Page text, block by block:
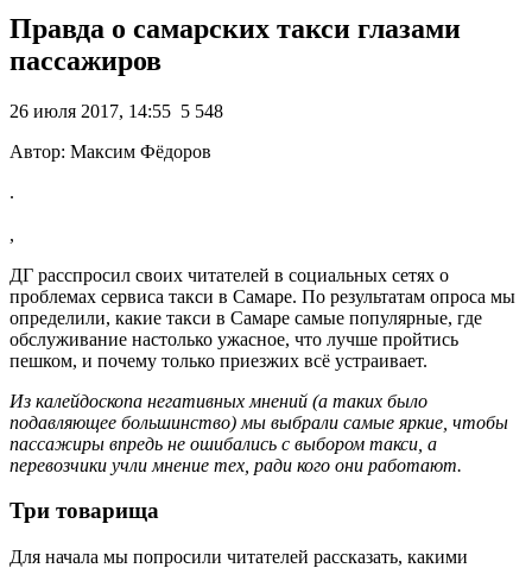
Правда о самарских такси глазами
пассажиров
26 июля 2017, 14:55 5 548
Автор: Максим Фёдоров
.
,
ДГ расспросил своих читателей в социальных сетях о
проблемах сервиса такси в Самаре. По результатам опроса мы
определили, какие такси в Самаре самые популярные, где
обслуживание настолько ужасное, что лучше пройтись
пешком, и почему только приезжих всё устраивает.
Из калейдоскопа негативных мнений (а таких было
подавляющее большинство) мы выбрали самые яркие, чтобы
пассажиры впредь не ошибались с выбором такси, а
перевозчики учли мнение тех, ради кого они работают.
Три товарища
Для начала мы попросили читателей рассказать, какими